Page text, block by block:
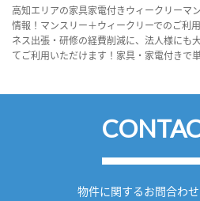
高知エリアの家具家電付きウィークリーマ
情報！マンスリー＋ウィークリーでのご利
ネス出張・研修の経費削減に、法人様にも
てご利用いただけます！家具・家電付きで
物件に関するお問合わせ